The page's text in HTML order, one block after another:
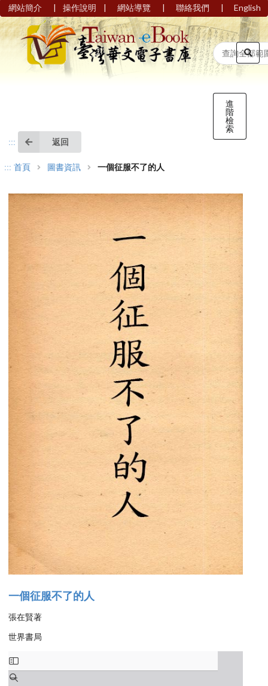
網站簡介 | 操作說明 | 網站導覽 | 聯絡我們 | English
進
階
檢
索
::: 返回
::: 首頁 圖書資訊 一個征服不了的人
一個征服不了的人
張在賢著
世界書局